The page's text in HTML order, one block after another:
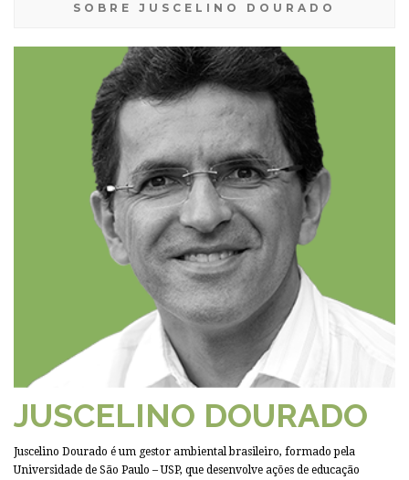
SOBRE JUSCELINO DOURADO
JUSCELINO DOURADO
Juscelino Dourado é um gestor ambiental brasileiro, formado pela
Universidade de São Paulo – USP, que desenvolve ações de educação